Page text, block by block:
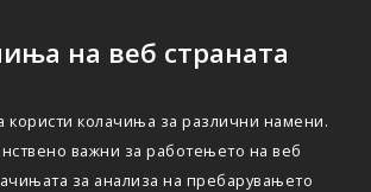
на веб страната
користи колачиња за различни намени.
важни за работењето на веб
за анализа на пребарувањето